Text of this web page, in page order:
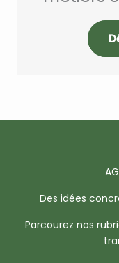
Des idées
Parcourez nos